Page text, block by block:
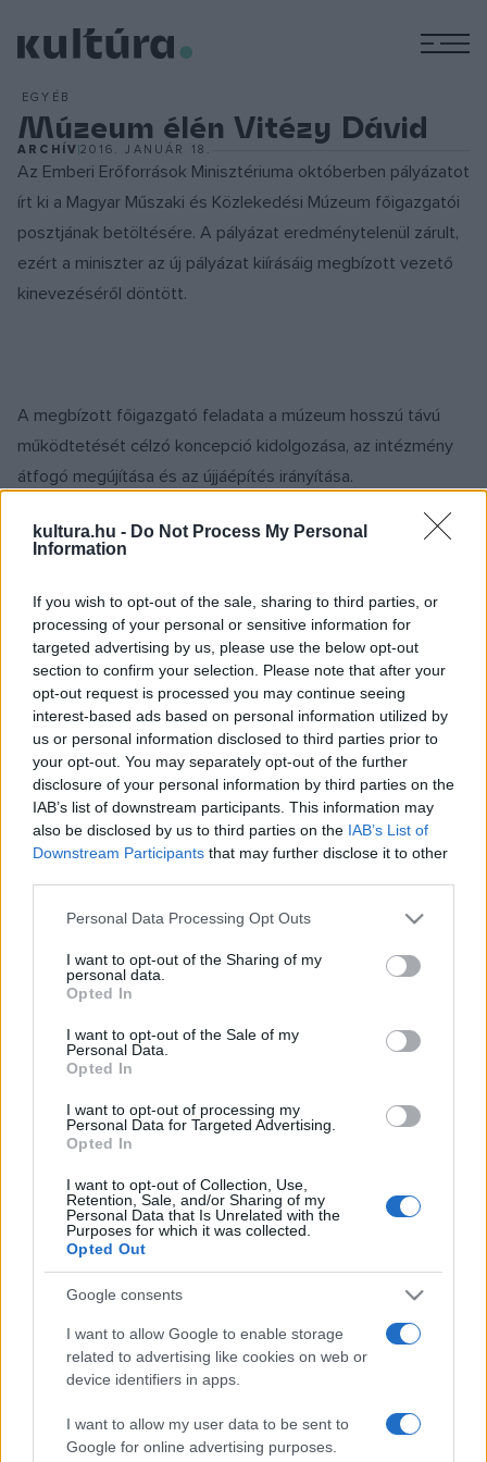
kultura.hu - Do Not Process My Personal
Information
If you wish to opt-out of the sale, sharing to third parties, or
processing of your personal or sensitive information for
targeted advertising by us, please use the below opt-out
section to confirm your selection. Please note that after your
opt-out request is processed you may continue seeing
interest-based ads based on personal information utilized by
us or personal information disclosed to third parties prior to
your opt-out. You may separately opt-out of the further
disclosure of your personal information by third parties on the
IAB’s list of downstream participants. This information may
also be disclosed by us to third parties on the IAB’s List of
Downstream Participants that may further disclose it to other
Please note that this website/app uses one or more Google
not limited to your visit or usage behaviour. You may click to
grant or deny consent to Google and its third-party tags to
use your data for below specified purposes in below Google
consent section.
Personal Data Processing Opt Outs
I want to opt-out of the Sharing of my
personal data.
Opted In
I want to opt-out of the Sale of my
Personal Data.
Opted In
I want to opt-out of processing my
Personal Data for Targeted Advertising.
Opted In
I want to opt-out of Collection, Use,
Retention, Sale, and/or Sharing of my
Personal Data that Is Unrelated with the
Purposes for which it was collected.
Opted Out
Google consents
I want to allow Google to enable storage
related to advertising like cookies on web or
device identifiers in apps.
I want to allow my user data to be sent to
Google for online advertising purposes.
EGYÉB
Múzeum élén Vitézy Dávid
ARCHÍV2016. JANUÁR 18.
Az Emberi Erőforrások Minisztériuma októberben pályázatot
írt ki a Magyar Műszaki és Közlekedési Múzeum főigazgatói
posztjának betöltésére. A pályázat eredménytelenül zárult,
ezért a miniszter az új pályázat kiírásáig megbízott vezető
kinevezéséről döntött.
A megbízott főigazgató feladata a múzeum hosszú távú
működtetését célzó koncepció kidolgozása, az intézmény
átfogó megújítása és az újjáépítés irányítása.
A Városliget átfogó rekonstrukcióját célzó Liget Projekt
részeként a Magyar Műszaki és Közlekedési Múzeum is
megújul, ami a több mint százéves intézmény újjáalapítását
jelenti, hiszen az épület nem csupán eredeti pompáját nyeri
vissza, hanem 21. századi tudásközponttá válik. A múzeumi
funkciók, a kiállító- és a közönségforgalmi terek megújulnak
és több ezer négyzetméterrel bővülnek. Az évtized végére
így megjelenésében egy teljes műemléki rekonstrukción
átesett, belül pedig egy 21. századi múzeum nyitja majd meg
Vitézy Dávid közgazdász, a Városi és Elővárosi Közlekedési
Egyesület egyik alapítója és vezetője, 2010?2014. között a
Budapesti Közlekedési Központ vezérigazgatója, 2015
felügyelő miniszteri biztos.
Megbízása a Magyar Műszaki és Közlekedési Múzeum élén
2016. január 16-tól, a korábbi főigazgató mandátumának
lejártától érvényes.
(Fotó: www.facebook.com/KozlekedesiMuzeum)